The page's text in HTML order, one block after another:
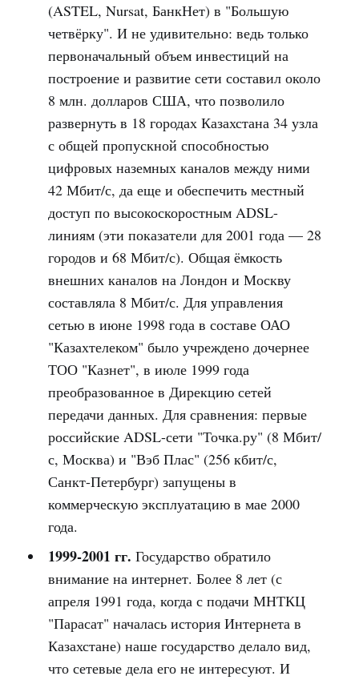
(ASTEL, Nursat, БанкНет) в "Большую
четвёрку". И не удивительно: ведь только
первоначальный объем инвестиций на
построение и развитие сети составил около
8 млн. долларов США, что позволило
развернуть в 18 городах Казахстана 34 узла
с общей пропускной способностью
цифровых наземных каналов между ними
42 Мбит/с, да еще и обеспечить местный
доступ по высокоскоростным ADSL-
линиям (эти показатели для 2001 года — 28
городов и 68 Мбит/с). Общая ёмкость
внешних каналов на Лондон и Москву
составляла 8 Мбит/с. Для управления
сетью в июне 1998 года в составе ОАО
"Казахтелеком" было учреждено дочернее
ТОО "Казнет", в июле 1999 года
преобразованное в Дирекцию сетей
передачи данных. Для сравнения: первые
российские ADSL-сети "Точка.ру" (8 Мбит/
с, Москва) и "Вэб Плас" (256 кбит/с,
Санкт-Петербург) запущены в
коммерческую эксплуатацию в мае 2000
года.
1999-2001 гг. Государство обратило
внимание на интернет. Более 8 лет (с
апреля 1991 года, когда с подачи МНТКЦ
"Парасат" началась история Интернета в
Казахстане) наше государство делало вид,
что сетевые дела его не интересуют. И